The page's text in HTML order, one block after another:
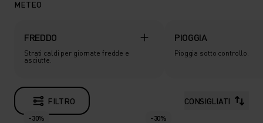
METEO
FREDDO
Strati caldi per giornate fredde e
asciutte.
PIOGGIA
Pioggia sotto controllo.
FILTRO CONSIGLIATI
-30%
-30%